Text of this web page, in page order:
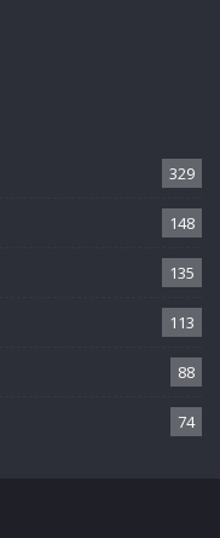
329
148
135
113
88
74